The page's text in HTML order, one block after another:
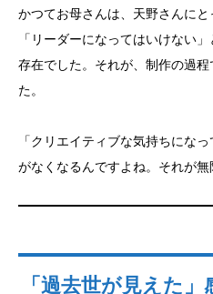
かつてお母さんは、天野さんにと
「リーダーになってはいけない
存在でした。それが、制作の過
た。
「クリエイティブな気持ちにな
がなくなるんですよね。それが無
「過去世が見えた